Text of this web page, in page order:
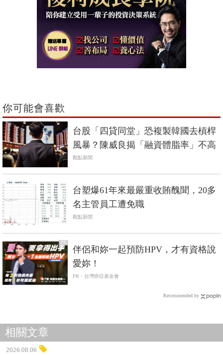
你可能會喜歡
台股「四貸同堂」恐複製韓國去槓桿
風暴？陳威良揭「融資體脂率」不高
觀點新聞
台塑爆61年來最嚴重收賄醜聞，20多
名主管員工遭免職
觀點新聞
PR
伴侶和妳一起預防HPV，才有資格說
愛妳！
PR・台灣癌症基金會
Recommended by
相關文章
2026.08.06